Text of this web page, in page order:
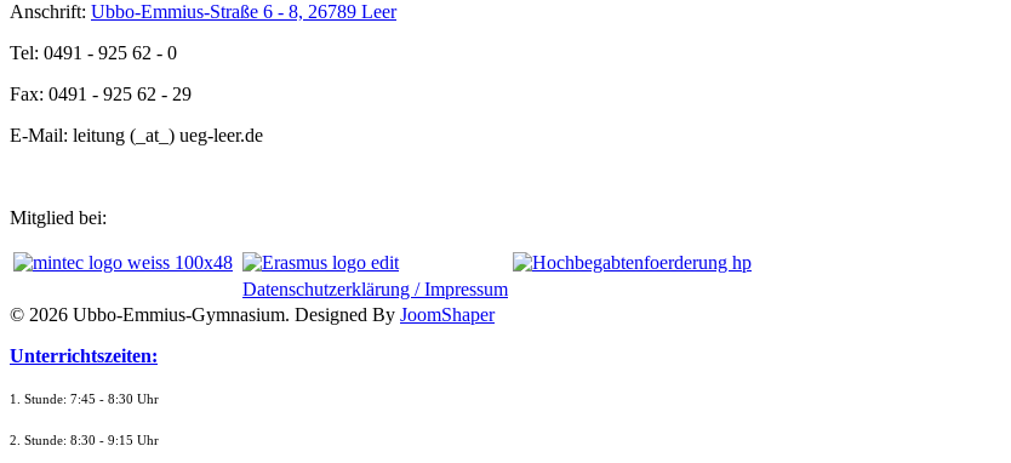
Anschrift: Ubbo-Emmius-Straße 6 - 8, 26789 Leer
Tel: 0491 - 925 62 - 0
Fax: 0491 - 925 62 - 29
E-Mail: leitung (_at_) ueg-leer.de
Mitglied bei:
Datenschutzerklärung / Impressum
© 2026 Ubbo-Emmius-Gymnasium. Designed By JoomShaper
Unterrichtszeiten:
1. Stunde: 7:45 - 8:30 Uhr
2. Stunde: 8:30 - 9:15 Uhr